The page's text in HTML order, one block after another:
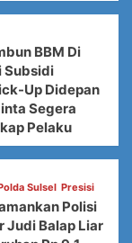
BBM Di
Subsidi
Up Didepan
Segera
Pelaku
Sulsel Presisi
Polisi
Judi Balap Liar